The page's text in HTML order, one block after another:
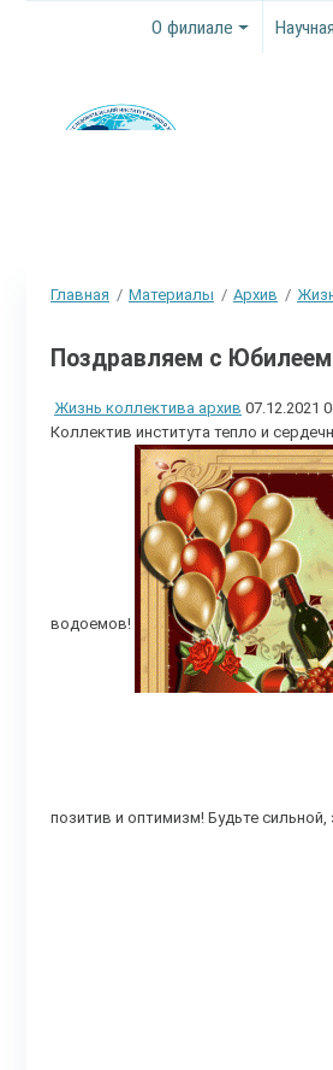
О филиале
Главная Материалы Архив
Поздравляем с
Жизнь коллектива архив 07.12.2021
Коллектив института тепло и
водоемов!
позитив и оптимизм! Будьте